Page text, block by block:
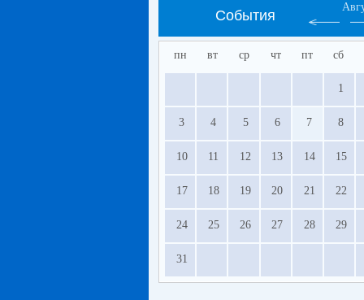
События
пн вт ср чт пт сб
1
3 4 5 6 7 8
10 11 12 13 14 15
17 18 19 20 21 22
24 25 26 27 28 29
31